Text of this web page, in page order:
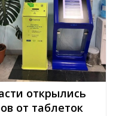
открылись
от таблеток